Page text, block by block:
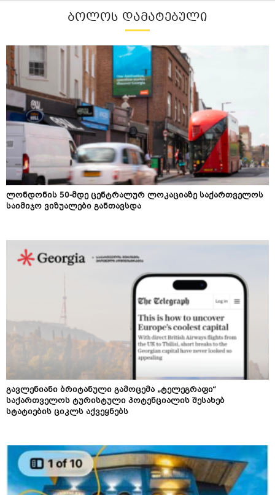
ᲑᲝᲚᲝᲡ ᲓᲐᲛᲐᲢᲔᲑᲣᲚᲘ
ლონდონის 50-მდე ცენტრალურ ლოკაციაზე საქართველოს
საიმიჯო ვიზუალები განთავსდა
გავლენიანი ბრიტანული გამოცემა „ტელეგრაფი“
საქართველოს ტურისტული პოტენციალის შესახებ
სტატიების ციკლს აქვეყნებს